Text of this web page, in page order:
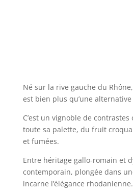
Né sur la rive gauche du
est bien plus qu’une
C’est un vignoble de
toute sa palette, du fruit
et fumées.
Entre héritage gallo-romain et
contemporain, plongée dans
incarne l’élégance rhodanienne.